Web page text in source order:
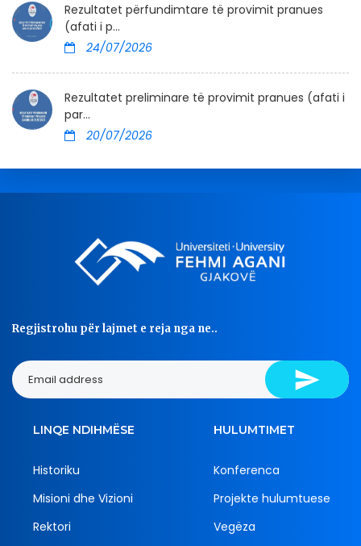
Rezultatet përfundimtare të provimit pranues
(afati i p...
24/07/2026
Rezultatet preliminare të provimit pranues (afati i
par...
20/07/2026
Regjistrohu për lajmet e reja nga ne..
LINQE NDIHMËSE
Historiku
Misioni dhe Vizioni
Rektori
HULUMTIMET
Konferenca
Projekte hulumtuese
Vegëza